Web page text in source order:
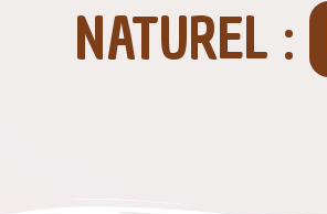
NATUREL :